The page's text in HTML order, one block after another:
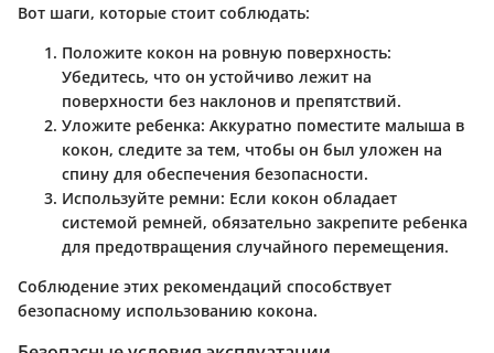
Вот шаги, которые стоит соблюдать:
Положите кокон на ровную поверхность:
Убедитесь, что он устойчиво лежит на
поверхности без наклонов и препятствий.
Уложите ребенка: Аккуратно поместите малыша в
кокон, следите за тем, чтобы он был уложен на
спину для обеспечения безопасности.
Используйте ремни: Если кокон обладает
системой ремней, обязательно закрепите ребенка
для предотвращения случайного перемещения.
Соблюдение этих рекомендаций способствует
безопасному использованию кокона.